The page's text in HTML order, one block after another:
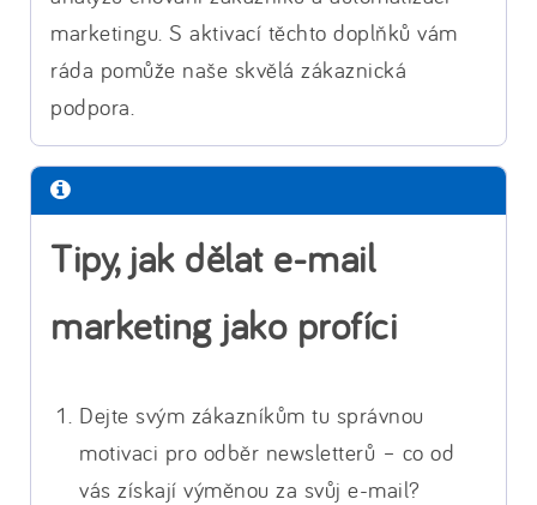
marketingu. S aktivací těchto doplňků vám
ráda pomůže naše skvělá zákaznická
podpora.
Tipy, jak dělat e-mail
marketing jako profíci
Dejte svým zákazníkům tu správnou
motivaci pro odběr newsletterů – co od
vás získají výměnou za svůj e-mail?